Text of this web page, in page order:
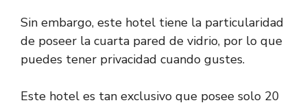
Sin embargo, este hotel tiene la particularidad
de poseer la cuarta pared de vidrio, por lo que
puedes tener privacidad cuando gustes.
Este hotel es tan exclusivo que posee solo 20